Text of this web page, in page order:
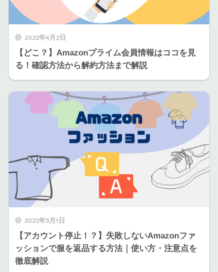
2022年4月2日
【どこ？】Amazonプライム会員情報はココを見
る！確認方法から解約方法まで解説
2022年3月1日
【アカウント停止！？】失敗しないAmazonファ
ッションで服を返品する方法｜使い方・注意点を
徹底解説